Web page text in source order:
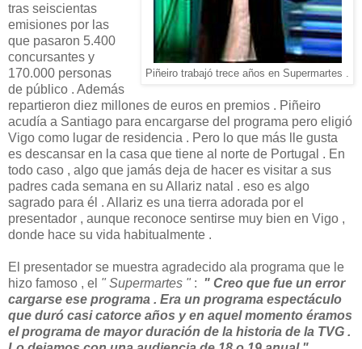
Piñeiro trabajó trece años en Supermartes .
tras seiscientas
emisiones por las
que pasaron 5.400
concursantes y
170.000 personas
de público . Además
repartieron diez millones de euros en premios . Piñeiro
acudía a Santiago para encargarse del programa pero eligió
Vigo como lugar de residencia . Pero lo que más lle gusta
es descansar en la casa que tiene al norte de Portugal . En
todo caso , algo que jamás deja de hacer es visitar a sus
padres cada semana en su Allariz natal . eso es algo
sagrado para él . Allariz es una tierra adorada por el
presentador , aunque reconoce sentirse muy bien en Vigo ,
donde hace su vida habitualmente .
El presentador se muestra agradecido ala programa que le
hizo famoso , el " Supermartes " : " Creo que fue un error
cargarse ese programa . Era un programa espectáculo
que duró casi catorce años y en aquel momento éramos
el programa de mayor duración de la historia de la TVG .